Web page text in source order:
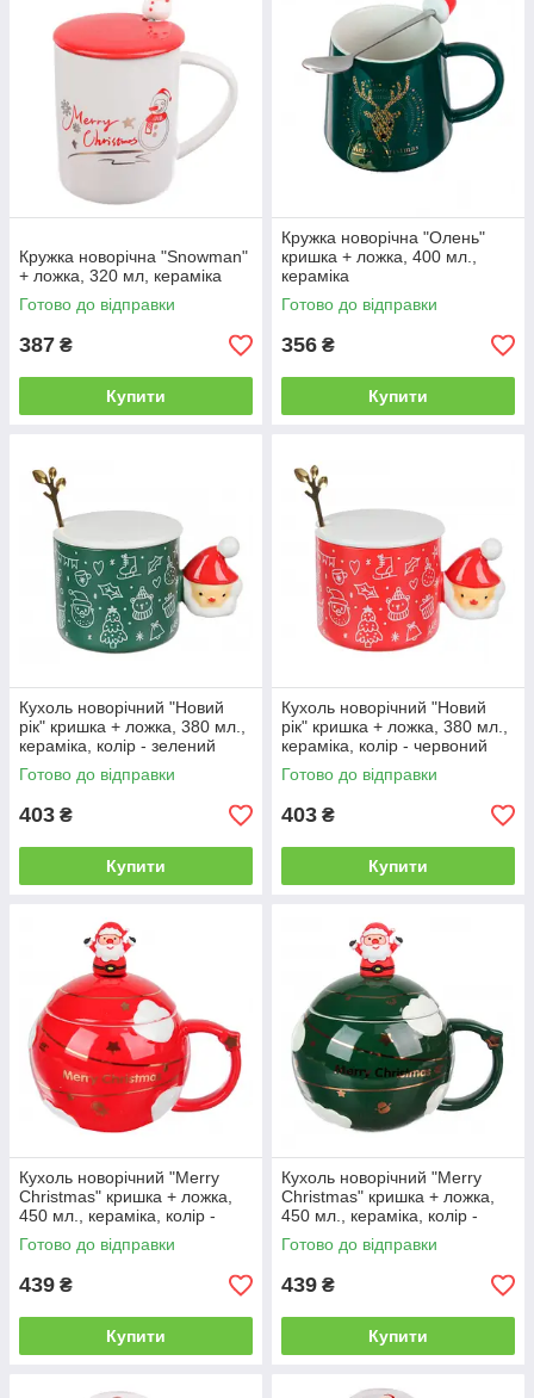
Кружка новорічна "Snowman"
+ ложка, 320 мл, кераміка
Готово до відправки
387 ₴
Купити
Кружка новорічна "Олень"
кришка + ложка, 400 мл.,
кераміка
Готово до відправки
356 ₴
Купити
Кухоль новорічний "Новий
рік" кришка + ложка, 380 мл.,
кераміка, колір - зелений
Готово до відправки
403 ₴
Купити
Кухоль новорічний "Новий
рік" кришка + ложка, 380 мл.,
кераміка, колір - червоний
Готово до відправки
403 ₴
Купити
Кухоль новорічний "Merry
Christmas" кришка + ложка,
450 мл., кераміка, колір -
червоний
Готово до відправки
439 ₴
Купити
Кухоль новорічний "Merry
Christmas" кришка + ложка,
450 мл., кераміка, колір -
зелений
Готово до відправки
439 ₴
Купити